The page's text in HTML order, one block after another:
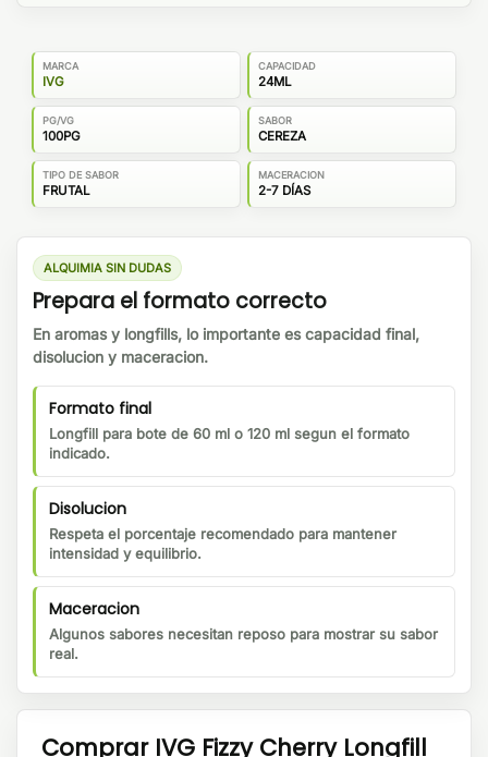
MARCA
IVG
CAPACIDAD
24ML
PG/VG
100PG
SABOR
CEREZA
TIPO DE SABOR
FRUTAL
MACERACION
2-7 DÍAS
ALQUIMIA SIN DUDAS
Prepara el formato correcto
En aromas y longfills, lo importante es capacidad final,
disolucion y maceracion.
Formato final
Longfill para bote de 60 ml o 120 ml segun el formato
indicado.
Disolucion
Respeta el porcentaje recomendado para mantener
intensidad y equilibrio.
Maceracion
Algunos sabores necesitan reposo para mostrar su sabor
real.
Comprar IVG Fizzy Cherry Longfill